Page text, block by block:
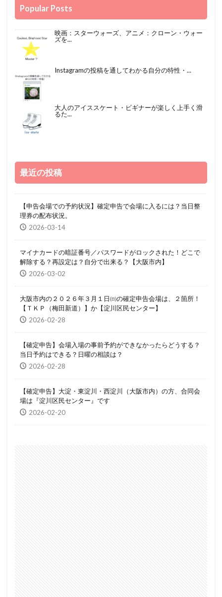
Popular Posts
映画：スターウォーズ、アニメ：クローン・ウォー
ズを...
Instagramの投稿を通してわかる自分の特性・...
大人のアイススケート・ビギナーが楽しく上手く滑
るた...
最近の投稿
【申告会場での予約状況】確定申告で会場に入るには？当日整
理券の配布状況。
2026-03-14
マイナカードの暗証番号／パスワードがロックされた！どこで
解除する？再設定は？自分で出来る？【大阪市内】
2026-03-02
大阪市内の２０２６年３月１日㈰の確定申告会場は、２箇所！
【ＴＫＰ（梅田新道）】か【淀川区民センター】
2026-02-28
【確定申告】会場入場の事前予約ができなかったらどうする？
当日予約はできる？日曜の相談は？
2026-02-28
【確定申告】大淀・東淀川・西淀川（大阪市内）の方、合同会
場は『淀川区民センター』です
2026-02-20